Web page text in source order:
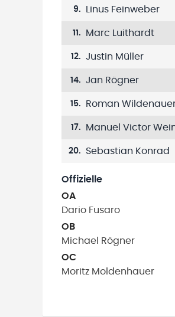
9. Linus Feinweber
11 . Marc Luithardt
12. Justin Müller
14. Jan Rögner
15. Roman
17. Manuel Victor
20. Sebastian Konrad
Offizielle
OA
Dario Fusaro
OB
Michael
Rögner
OC
Moritz Moldenhauer